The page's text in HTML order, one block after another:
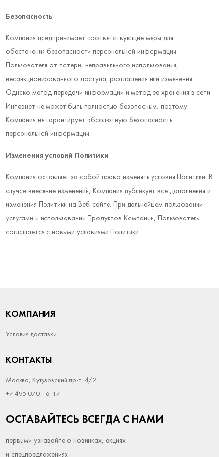
Безопасность
Компания предпринимает соответствующие меры для
обеспечения безопасности персональной информации
Пользователя от потери, неправильного использования,
несанкционированного доступа, разглашения или изменения.
Однако метод передачи информации и метод ее хранения в сети
Интернет не может быть полностью безопасным, поэтому
Компания не гарантирует абсолютную безопасность
персональной информации.
Изменения условий Политики
Компания оставляет за собой право изменять условия Политики. В
случае внесение изменений, Компания публикует все дополнения и
изменения Политики на Веб-сайте. При дальнейшем пользовании
услугами и использовании Продуктов Компании, Пользователь
соглашается с новыми условиями Политики.
КОМПАНИЯ
Условия доставки
КОНТАКТЫ
Москва, Кутузовский пр-т, 4/2
+7 495 070-16-17
ОСТАВАЙТЕСЬ ВСЕГДА С НАМИ
первыми узнавайте о новинках, акциях
и спецпредложениях